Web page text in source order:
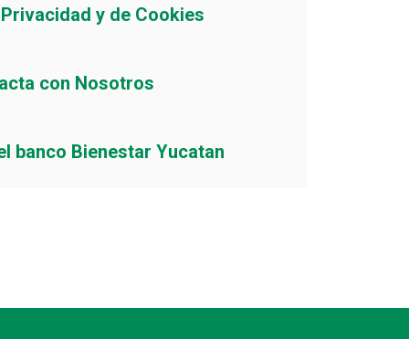
y de Cookies
con Nosotros
banco Bienestar Yucatan